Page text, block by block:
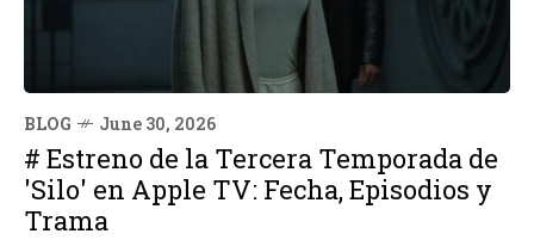
BLOG June 30, 2026
# Estreno de la Tercera Temporada de
'Silo' en Apple TV: Fecha, Episodios y
Trama